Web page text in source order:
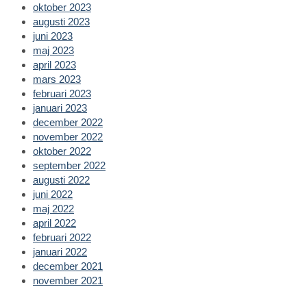
oktober 2023
augusti 2023
juni 2023
maj 2023
april 2023
mars 2023
februari 2023
januari 2023
december 2022
november 2022
oktober 2022
september 2022
augusti 2022
juni 2022
maj 2022
april 2022
februari 2022
januari 2022
december 2021
november 2021